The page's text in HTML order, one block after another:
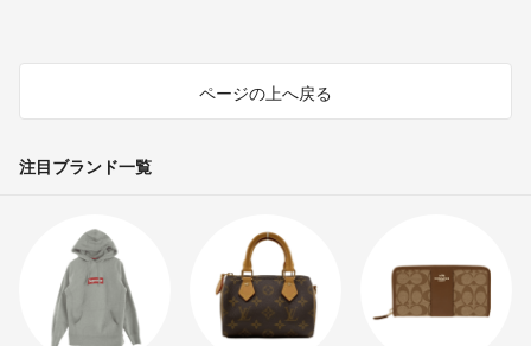
ページの上へ戻る
注目ブランド一覧